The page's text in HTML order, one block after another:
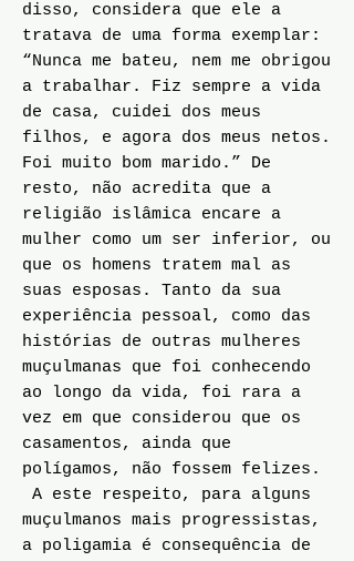
disso, considera que ele a
tratava de uma forma exemplar:
“Nunca me bateu, nem me obrigou
a trabalhar. Fiz sempre a vida
de casa, cuidei dos meus
filhos, e agora dos meus netos.
Foi muito bom marido.” De
resto, não acredita que a
religião islâmica encare a
mulher como um ser inferior, ou
que os homens tratem mal as
suas esposas. Tanto da sua
experiência pessoal, como das
histórias de outras mulheres
muçulmanas que foi conhecendo
ao longo da vida, foi rara a
vez em que considerou que os
casamentos, ainda que
polígamos, não fossem felizes.
A este respeito, para alguns
muçulmanos mais progressistas,
a poligamia é consequência de